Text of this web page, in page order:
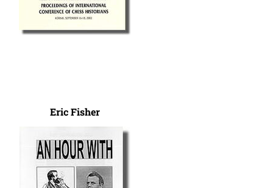
Eric Fisher